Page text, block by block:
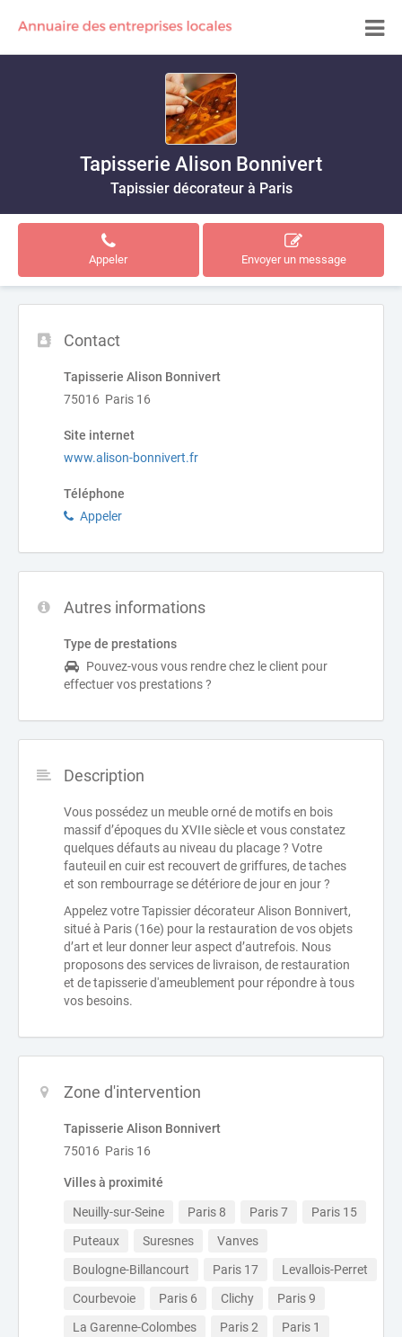
Tapisserie Alison Bonnivert
Tapissier décorateur à Paris
Appeler Envoyer un message
Contact
Tapisserie Alison Bonnivert
75016 Paris 16
Site internet
www.alison-bonnivert.fr
Téléphone
Appeler
Autres informations
Type de prestations
Pouvez-vous vous rendre chez le client pour
effectuer vos prestations ?
Description
Vous possédez un meuble orné de motifs en bois
massif d’époques du XVIIe siècle et vous constatez
quelques défauts au niveau du placage ? Votre
fauteuil en cuir est recouvert de griffures, de taches
et son rembourrage se détériore de jour en jour ?
Appelez votre Tapissier décorateur Alison Bonnivert,
situé à Paris (16e) pour la restauration de vos objets
d’art et leur donner leur aspect d’autrefois. Nous
proposons des services de livraison, de restauration
et de tapisserie d'ameublement pour répondre à tous
vos besoins.
Zone d'intervention
Tapisserie Alison Bonnivert
75016 Paris 16
Villes à proximité
Neuilly-sur-Seine Paris 8 Paris 7
Paris 15
Puteaux
Suresnes
Vanves
Boulogne-Billancourt
Paris 17
Levallois-Perret
Courbevoie
Paris 6 Clichy
Paris 9
La Garenne-Colombes
Paris 2
Paris 1